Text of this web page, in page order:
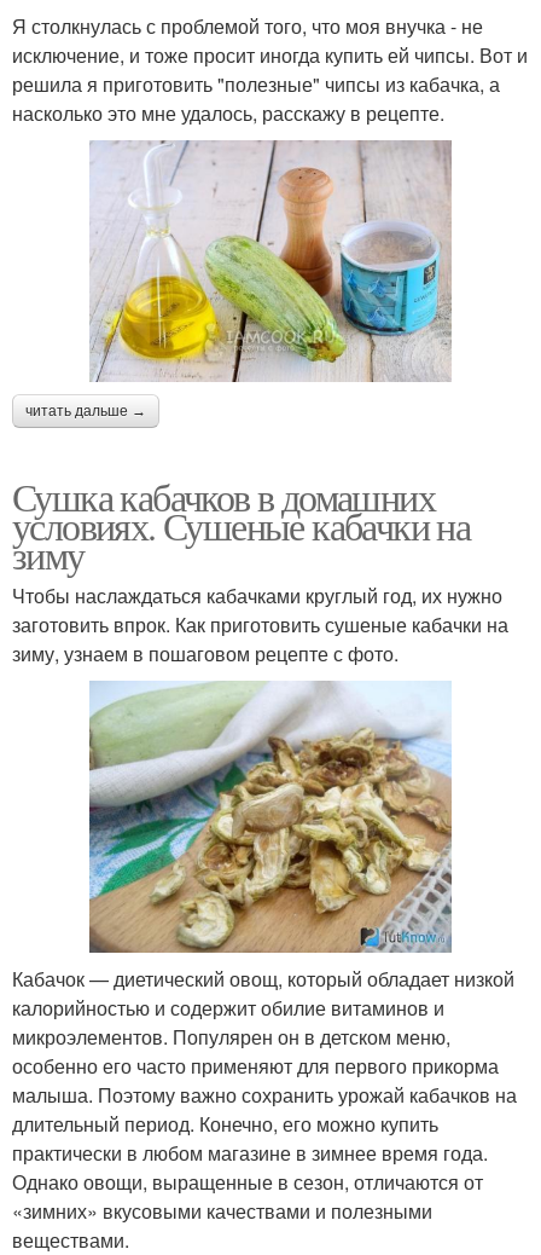
Я столкнулась с проблемой того, что моя внучка - не
исключение, и тоже просит иногда купить ей чипсы. Вот и
решила я приготовить "полезные" чипсы из кабачка, а
насколько это мне удалось, расскажу в рецепте.
читать дальше →
Сушка кабачков в домашних
условиях. Сушеные кабачки на
зиму
Чтобы наслаждаться кабачками круглый год, их нужно
заготовить впрок. Как приготовить сушеные кабачки на
зиму, узнаем в пошаговом рецепте с фото.
Кабачок — диетический овощ, который обладает низкой
калорийностью и содержит обилие витаминов и
микроэлементов. Популярен он в детском меню,
особенно его часто применяют для первого прикорма
малыша. Поэтому важно сохранить урожай кабачков на
длительный период. Конечно, его можно купить
практически в любом магазине в зимнее время года.
Однако овощи, выращенные в сезон, отличаются от
«зимних» вкусовыми качествами и полезными
веществами.